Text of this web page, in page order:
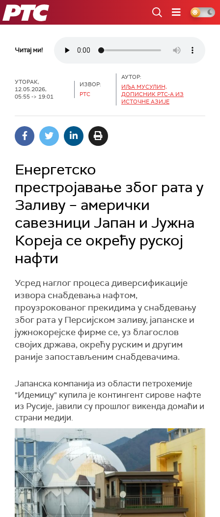
РТС
Читај ми!
УТОРАК,
12.05.2026,
05:55 -> 19:01
ИЗВОР:
РТС
АУТОР:
ИЉА МУСУЛИН,
ДОПИСНИК РТС-А ИЗ
ИСТОЧНЕ АЗИЈЕ
Енергетско
престројавање због рата у
Заливу – амерички
савезници Јапан и Јужна
Кореја се окрећу руској
нафти
Усред наглог процеса диверсификације
извора снабдевања нафтом,
проузрокованог прекидима у снабдевању
због рата у Персијском заливу, јапанске и
јужнокорејске фирме се, уз благослов
својих држава, окрећу руским и другим
раније запостављеним снабдевачима.
Јапанска компанија из области петрохемије
"Идемицу" купила је контингент сирове нафте
из Русије, јавили су прошлог викенда домаћи и
страни медији.